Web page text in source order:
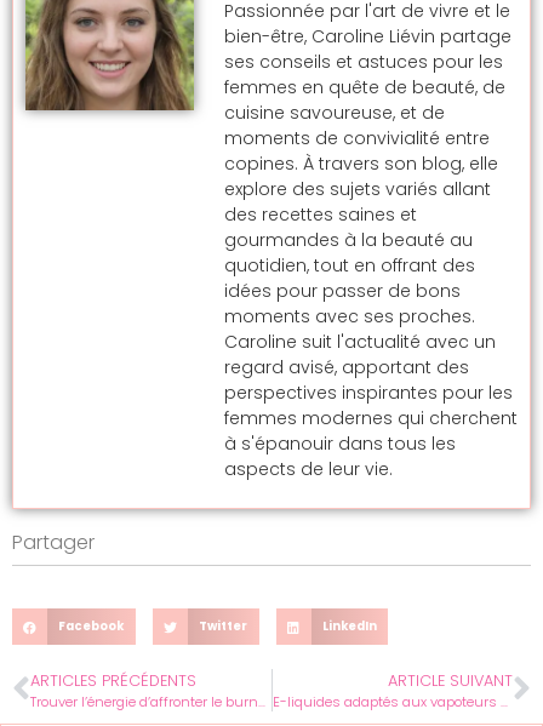
Passionnée par l'art de vivre et le
bien-être, Caroline Liévin partage
ses conseils et astuces pour les
femmes en quête de beauté, de
cuisine savoureuse, et de
moments de convivialité entre
copines. À travers son blog, elle
explore des sujets variés allant
des recettes saines et
gourmandes à la beauté au
quotidien, tout en offrant des
idées pour passer de bons
moments avec ses proches.
Caroline suit l'actualité avec un
regard avisé, apportant des
perspectives inspirantes pour les
femmes modernes qui cherchent
à s'épanouir dans tous les
aspects de leur vie.
Partager
Facebook Twitter LinkedIn
ARTICLES PRÉCÉDENTS
Trouver l’énergie d’affronter le burn-out : l’étincelle pour se lever enfin
ARTICLE SUIVANT
E-liquides adaptés aux vapoteurs allergiques : solutions et conseils